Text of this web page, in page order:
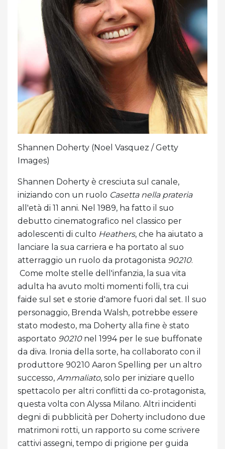
Shannen Doherty (Noel Vasquez / Getty
Images)
Shannen Doherty è cresciuta sul canale,
iniziando con un ruolo Casetta nella prateria
all'età di 11 anni. Nel 1989, ha fatto il suo
debutto cinematografico nel classico per
adolescenti di culto Heathers, che ha aiutato a
lanciare la sua carriera e ha portato al suo
atterraggio un ruolo da protagonista 90210.
Come molte stelle dell'infanzia, la sua vita
adulta ha avuto molti momenti folli, tra cui
faide sul set e storie d'amore fuori dal set. Il suo
personaggio, Brenda Walsh, potrebbe essere
stato modesto, ma Doherty alla fine è stato
asportato 90210nel 1994 per le sue buffonate
da diva. Ironia della sorte, ha collaborato con il
produttore 90210 Aaron Spelling per un altro
successo, Ammaliato, solo per iniziare quello
spettacolo per altri conflitti da co-protagonista,
questa volta con Alyssa Milano. Altri incidenti
degni di pubblicità per Doherty includono due
matrimoni rotti, un rapporto su come scrivere
cattivi assegni, tempo di prigione per guida